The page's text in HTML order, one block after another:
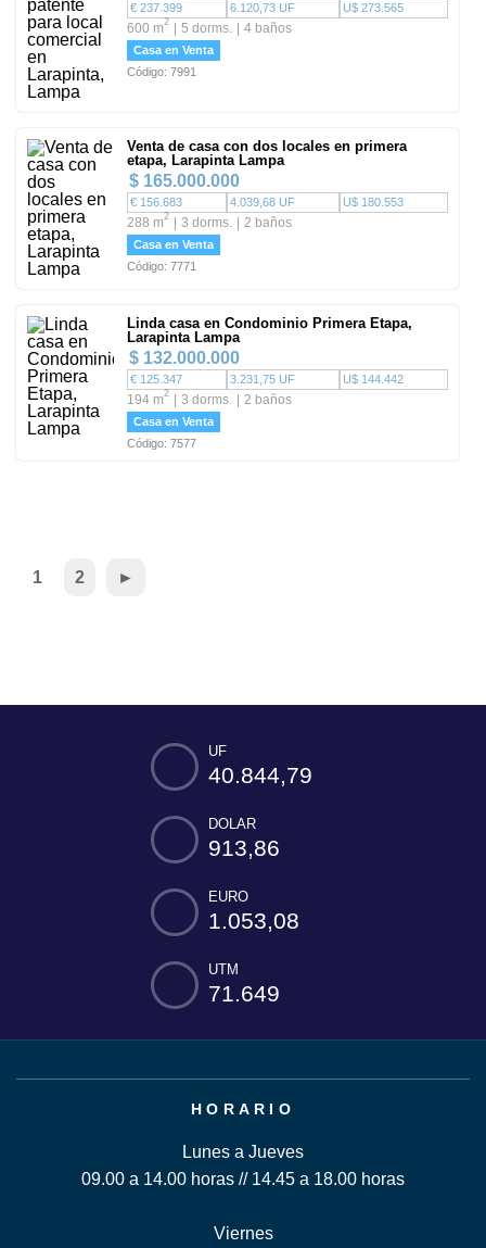
€ 237.399 6.120,73 UF U$ 273.565
600 m2 5 dorms. 4 baños
Casa en Venta
Código: 7991
Venta de casa con dos locales en primera
etapa, Larapinta Lampa
$ 165.000.000
€ 156.683 4.039,68 UF U$ 180.553
288 m2 3 dorms. 2 baños
Casa en Venta
Código: 7771
Linda casa en Condominio Primera Etapa,
Larapinta Lampa
$ 132.000.000
€ 125.347 3.231,75 UF U$ 144.442
194 m2 3 dorms. 2 baños
Casa en Venta
Código: 7577
1 2 ►
UF
40.844,79
DOLAR
913,86
EURO
1.053,08
UTM
71.649
HORARIO
Lunes a Jueves
09.00 a 14.00 horas // 14.45 a 18.00 horas
Viernes